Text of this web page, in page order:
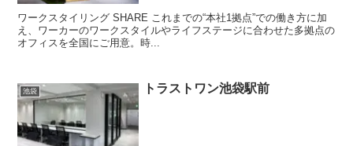
ワークスタイリング SHARE これまでの“本社1拠点”での働き方に加
え、ワーカーのワークスタイルやライフステージに合わせた多拠点の
オフィスを全国にご用意。時...
池袋 トラストワン池袋駅前